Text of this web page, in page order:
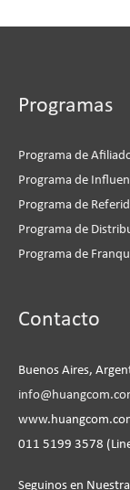
Programas
Programa de
Programa de
Programa de
Programa de
Programa de
Contacto
Buenos Aires,
011 5199 3578
Seguinos en